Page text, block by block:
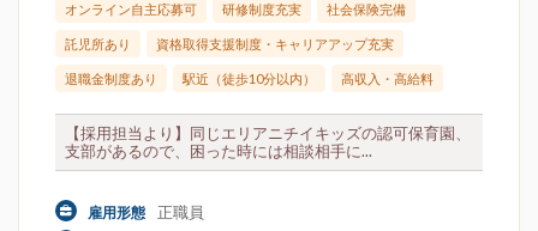
オンライン自主応募可 研修制度充実 社会保険完備
託児所あり 資格取得支援制度・キャリアアップ充実
退職金制度あり 駅近（徒歩10分以内） 高収入・高給料
【採用担当より】同じエリアニチイキッズの認可保育園、
支部があるので、困った時には相談相手に...
雇用形態 正職員